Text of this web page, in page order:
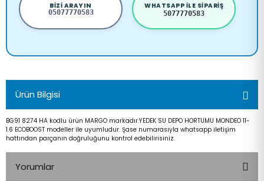
BIZI ARAYIN
05077770583
WHATSAPP ILE SIPARIŞ
5077770583
Ürün Bilgisi
BG91 8274 HA kodlu ürün MARGO markadır.YEDEK SU DEPO HORTUMU MONDEO 11-
1.6 ECOBOOST modeller ile uyumludur. Şase numarasıyla whatsapp iletişim
hattından parçanın doğruluğunu kontrol edebilirisiniz.
Yorumlar